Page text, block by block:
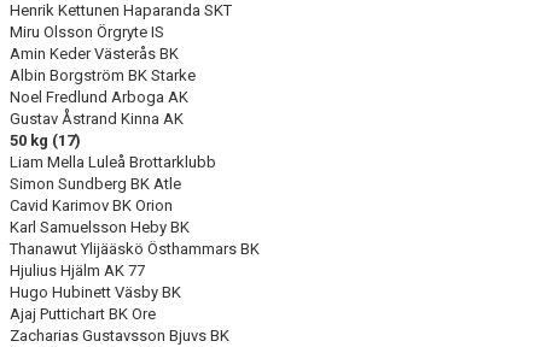
Henrik Kettunen Haparanda SKT
Miru Olsson Örgryte IS
Amin Keder Västerås BK
Albin Borgström BK Starke
Noel Fredlund Arboga AK
Gustav Åstrand Kinna AK
50 kg (17)
Liam Mella Luleå Brottarklubb
Simon Sundberg BK Atle
Cavid Karimov BK Orion
Karl Samuelsson Heby BK
Thanawut Ylijääskö Östhammars BK
Hjulius Hjälm AK 77
Hugo Hubinett Väsby BK
Ajaj Puttichart BK Ore
Zacharias Gustavsson Bjuvs BK